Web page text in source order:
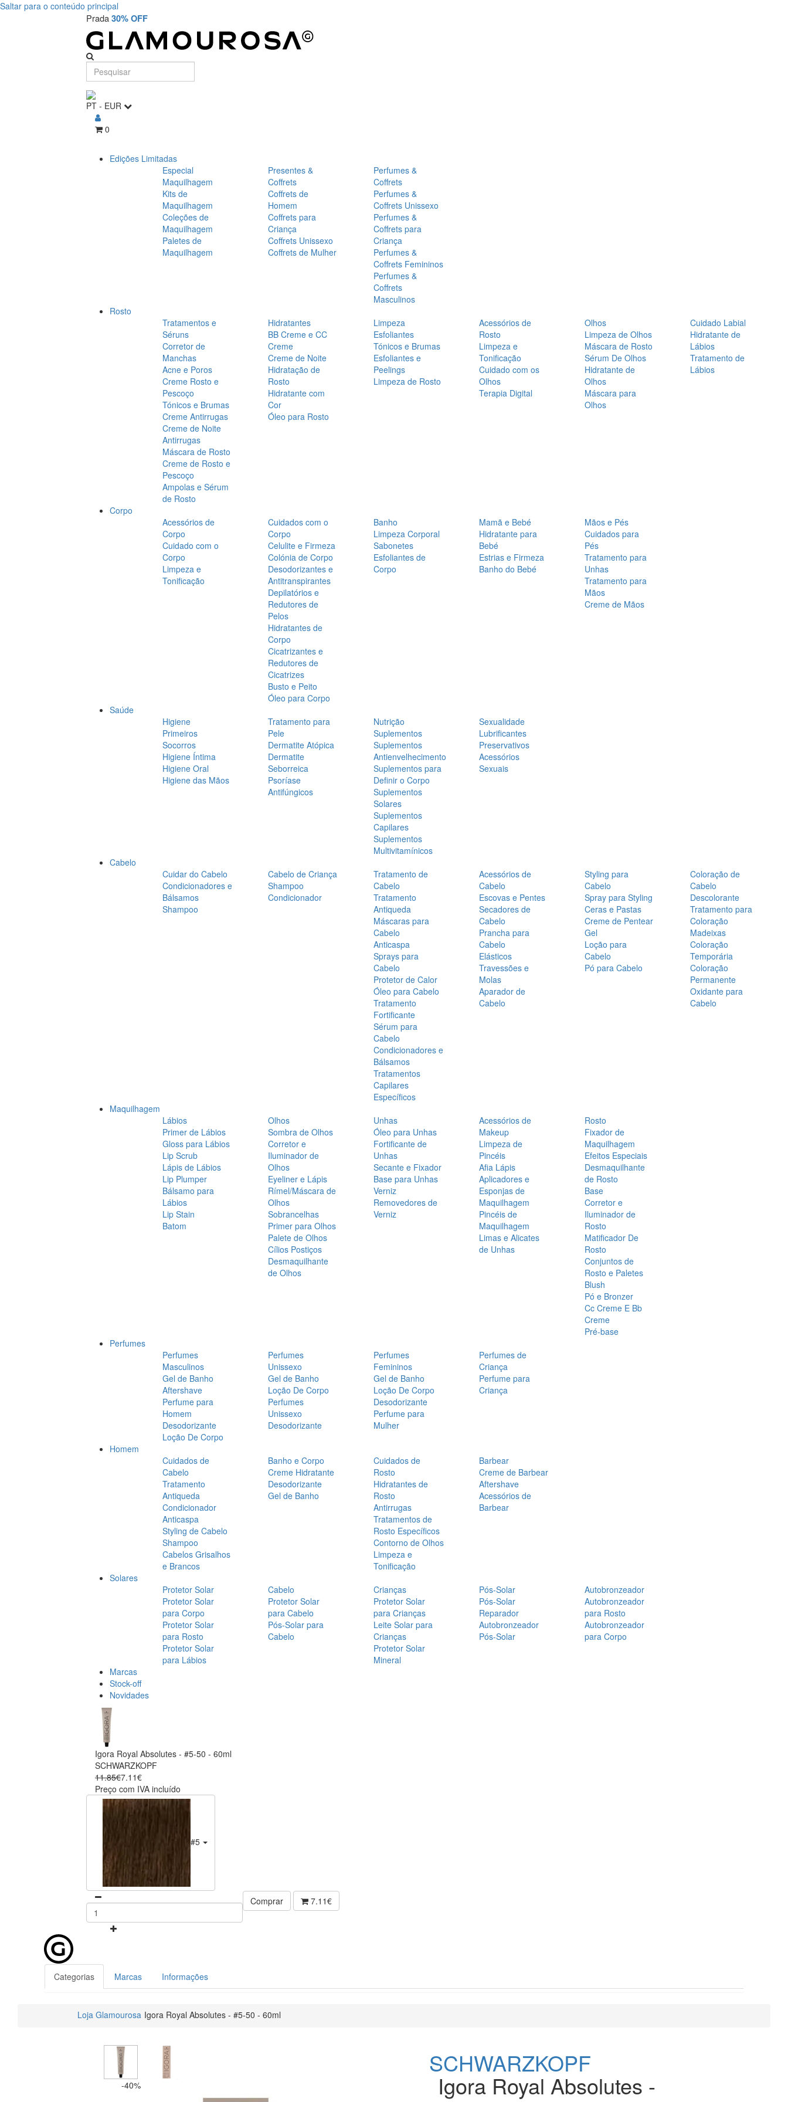
Saltar para o conteúdo principal
Prada30% OFF
PT - EUR
0
Edições Limitadas
Especial
Maquilhagem
Kits de
Maquilhagem
Coleções de
Maquilhagem
Paletes de
Maquilhagem
Presentes &
Coffrets
Coffrets de
Homem
Coffrets para
Criança
Coffrets Unissexo
Coffrets de Mulher
Perfumes &
Coffrets
Perfumes &
Coffrets Unissexo
Perfumes &
Coffrets para
Criança
Perfumes &
Coffrets Femininos
Perfumes &
Coffrets
Masculinos
Rosto
Tratamentos e
Séruns
Corretor de
Manchas
Acne e Poros
Creme Rosto e
Pescoço
Tónicos e Brumas
Creme Antirrugas
Creme de Noite
Antirrugas
Máscara de Rosto
Creme de Rosto e
Pescoço
Ampolas e Sérum
de Rosto
Hidratantes
BB Creme e CC
Creme
Creme de Noite
Hidratação de
Rosto
Hidratante com
Cor
Óleo para Rosto
Limpeza
Esfoliantes
Tónicos e Brumas
Esfoliantes e
Peelings
Limpeza de Rosto
Acessórios de
Rosto
Limpeza e
Tonificação
Cuidado com os
Olhos
Terapia Digital
Olhos
Limpeza de Olhos
Máscara de Rosto
Sérum De Olhos
Hidratante de
Olhos
Máscara para
Olhos
Cuidado Labial
Hidratante de
Lábios
Tratamento de
Lábios
Corpo
Acessórios de
Corpo
Cuidado com o
Corpo
Limpeza e
Tonificação
Cuidados com o
Corpo
Celulite e Firmeza
Colónia de Corpo
Desodorizantes e
Antitranspirantes
Depilatórios e
Redutores de
Pelos
Hidratantes de
Corpo
Cicatrizantes e
Redutores de
Cicatrizes
Busto e Peito
Óleo para Corpo
Banho
Limpeza Corporal
Sabonetes
Esfoliantes de
Corpo
Mamã e Bebé
Hidratante para
Bebé
Estrias e Firmeza
Banho do Bebé
Mãos e Pés
Cuidados para
Pés
Tratamento para
Unhas
Tratamento para
Mãos
Creme de Mãos
Saúde
Higiene
Primeiros
Socorros
Higiene Íntima
Higiene Oral
Higiene das Mãos
Tratamento para
Pele
Dermatite Atópica
Dermatite
Seborreica
Psoríase
Antifúngicos
Nutrição
Suplementos
Suplementos
Antienvelhecimento
Suplementos para
Definir o Corpo
Suplementos
Solares
Suplementos
Capilares
Suplementos
Multivitamínicos
Sexualidade
Lubrificantes
Preservativos
Acessórios
Sexuais
Cabelo
Cuidar do Cabelo
Condicionadores e
Bálsamos
Shampoo
Cabelo de Criança
Shampoo
Condicionador
Tratamento de
Cabelo
Tratamento
Antiqueda
Máscaras para
Cabelo
Anticaspa
Sprays para
Cabelo
Protetor de Calor
Óleo para Cabelo
Tratamento
Fortificante
Sérum para
Cabelo
Condicionadores e
Bálsamos
Tratamentos
Capilares
Específicos
Acessórios de
Cabelo
Escovas e Pentes
Secadores de
Cabelo
Prancha para
Cabelo
Elásticos
Travessões e
Molas
Aparador de
Cabelo
Styling para
Cabelo
Spray para Styling
Ceras e Pastas
Creme de Pentear
Gel
Loção para
Cabelo
Pó para Cabelo
Coloração de
Cabelo
Descolorante
Tratamento para
Coloração
Madeixas
Coloração
Temporária
Coloração
Permanente
Oxidante para
Cabelo
Maquilhagem
Lábios
Primer de Lábios
Gloss para Lábios
Lip Scrub
Lápis de Lábios
Lip Plumper
Bálsamo para
Lábios
Lip Stain
Batom
Olhos
Sombra de Olhos
Corretor e
Iluminador de
Olhos
Eyeliner e Lápis
Rímel/Máscara de
Olhos
Sobrancelhas
Primer para Olhos
Palete de Olhos
Cílios Postiços
Desmaquilhante
de Olhos
Unhas
Óleo para Unhas
Fortificante de
Unhas
Secante e Fixador
Base para Unhas
Verniz
Removedores de
Verniz
Acessórios de
Makeup
Limpeza de
Pincéis
Afia Lápis
Aplicadores e
Esponjas de
Maquilhagem
Pincéis de
Maquilhagem
Limas e Alicates
de Unhas
Rosto
Fixador de
Maquilhagem
Efeitos Especiais
Desmaquilhante
de Rosto
Base
Corretor e
Iluminador de
Rosto
Matificador De
Rosto
Conjuntos de
Rosto e Paletes
Blush
Pó e Bronzer
Cc Creme E Bb
Creme
Pré-base
Perfumes
Perfumes
Masculinos
Gel de Banho
Aftershave
Perfume para
Homem
Desodorizante
Loção De Corpo
Perfumes
Unissexo
Gel de Banho
Loção De Corpo
Perfumes
Unissexo
Desodorizante
Perfumes
Femininos
Gel de Banho
Loção De Corpo
Desodorizante
Perfume para
Mulher
Perfumes de
Criança
Perfume para
Criança
Homem
Cuidados de
Cabelo
Tratamento
Antiqueda
Condicionador
Anticaspa
Styling de Cabelo
Shampoo
Cabelos Grisalhos
e Brancos
Banho e Corpo
Creme Hidratante
Desodorizante
Gel de Banho
Cuidados de
Rosto
Hidratantes de
Rosto
Antirrugas
Tratamentos de
Rosto Específicos
Contorno de Olhos
Limpeza e
Tonificação
Barbear
Creme de Barbear
Aftershave
Acessórios de
Barbear
Solares
Protetor Solar
Protetor Solar
para Corpo
Protetor Solar
para Rosto
Protetor Solar
para Lábios
Cabelo
Protetor Solar
para Cabelo
Pós-Solar para
Cabelo
Crianças
Protetor Solar
para Crianças
Leite Solar para
Crianças
Protetor Solar
Mineral
Pós-Solar
Pós-Solar
Reparador
Autobronzeador
Pós-Solar
Autobronzeador
Autobronzeador
para Rosto
Autobronzeador
para Corpo
Marcas
Stock-off
Novidades
Igora Royal Absolutes - #5-50 - 60ml
SCHWARZKOPF
11.85€7.11€
Preço com IVA incluído
#5-50
Comprar 7.11€
Categorias Marcas Informações
Loja Glamourosa Igora Royal Absolutes - #5-50 - 60ml
-40%
SCHWARZKOPF
Igora Royal Absolutes -